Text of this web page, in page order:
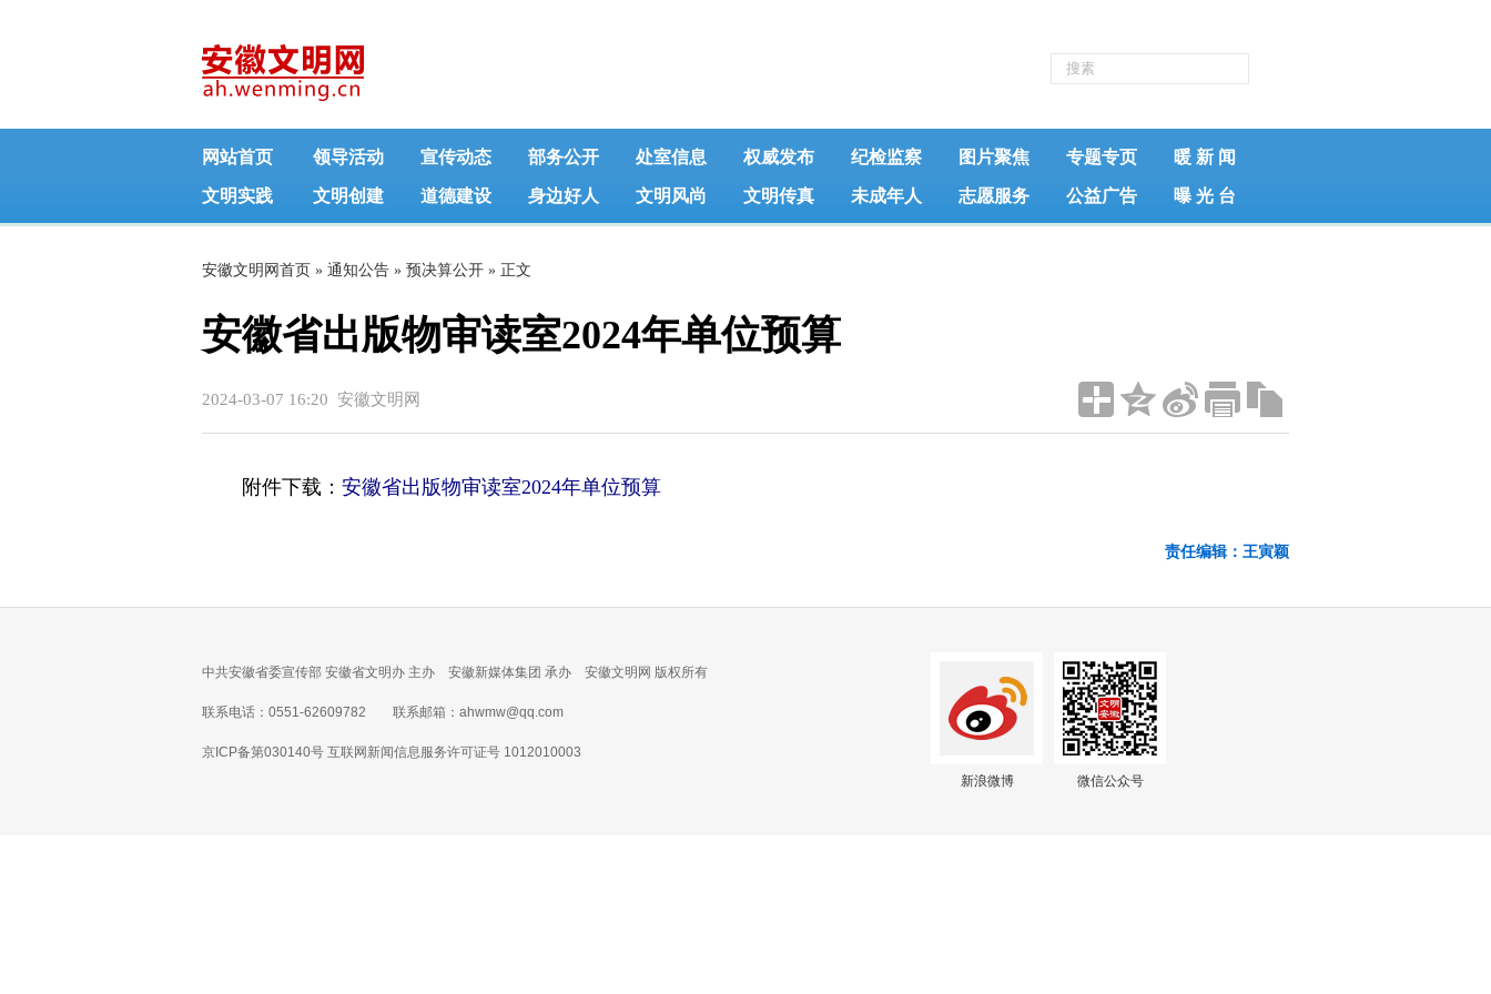
网站首页 领导活动 宣传动态 部务公开 处室信息 权威发布 纪检监察 图片聚焦 专题专页 暖 新 闻
文明实践 文明创建 道德建设 身边好人 文明风尚 文明传真 未成年人 志愿服务 公益广告 曝 光 台
安徽文明网首页 » 通知公告 » 预决算公开 » 正文
安徽省出版物审读室2024年单位预算
2024-03-07 16:20 安徽文明网
附件下载： 安徽省出版物审读室2024年单位预算
责任编辑：王寅颖
中共安徽省委宣传部 安徽省文明办 主办 安徽新媒体集团 承办 安徽文明网 版权所有
联系电话：0551-62609782 联系邮箱：ahwmw@qq.com
京ICP备第030140号 互联网新闻信息服务许可证号 1012010003
新浪微博
微信公众号